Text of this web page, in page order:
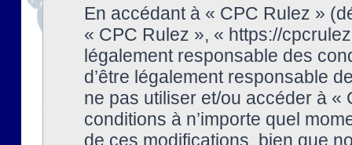
En accédant à « CPC Rulez »
« CPC Rulez », « https://
légalement responsable des
d’être légalement responsable
ne pas utiliser et/ou accéder à
conditions à n’importe quel
de ces modifications, bien que